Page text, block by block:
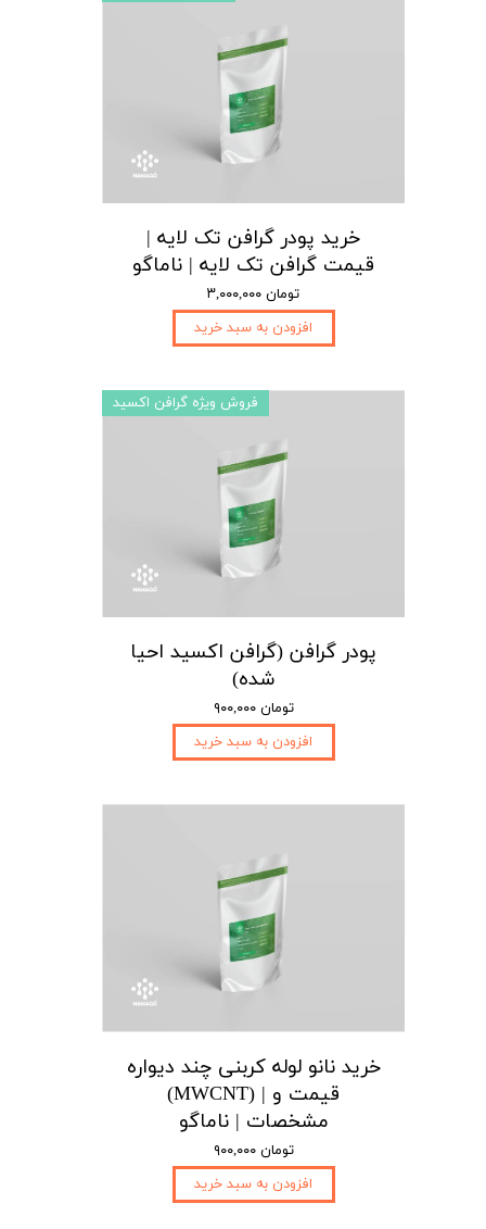
خرید پودر گرافن تک لایه |
قیمت گرافن تک لایه | ناماگو
۳,۰۰۰,۰۰۰ تومان
افزودن به سبد خرید
پودر گرافن (گرافن اکسید احیا
شده)
۹۰۰,۰۰۰ تومان
افزودن به سبد خرید
فروش ویژه گرافن اکسید
خرید نانو لوله کربنی چند دیواره
(MWCNT) | قیمت و
مشخصات | ناماگو
۹۰۰,۰۰۰ تومان
افزودن به سبد خرید